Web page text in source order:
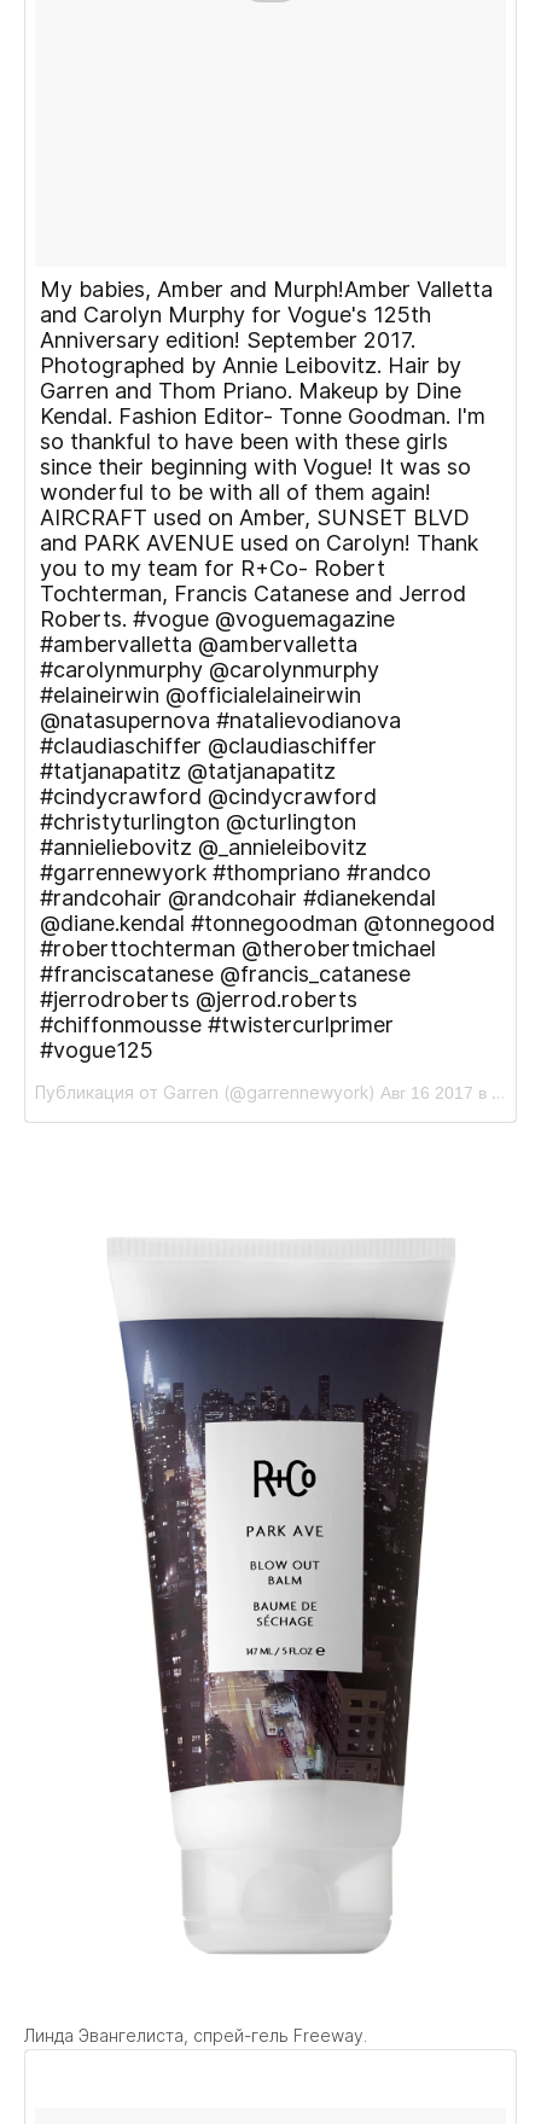
My babies, Amber and Murph!Amber Valletta
and Carolyn Murphy for Vogue's 125th
Anniversary edition! September 2017.
Photographed by Annie Leibovitz. Hair by
Garren and Thom Priano. Makeup by Dine
Kendal. Fashion Editor- Tonne Goodman. I'm
so thankful to have been with these girls
since their beginning with Vogue! It was so
wonderful to be with all of them again!
AIRCRAFT used on Amber, SUNSET BLVD
and PARK AVENUE used on Carolyn! Thank
you to my team for R+Co- Robert
Tochterman, Francis Catanese and Jerrod
Roberts. #vogue @voguemagazine
#ambervalletta @ambervalletta
#carolynmurphy @carolynmurphy
#elaineirwin @officialelaineirwin
@natasupernova #natalievodianova
#claudiaschiffer @claudiaschiffer
#tatjanapatitz @tatjanapatitz
#cindycrawford @cindycrawford
#christyturlington @cturlington
#annieliebovitz @_annieleibovitz
#garrennewyork #thompriano #randco
#randcohair @randcohair #dianekendal
@diane.kendal #tonnegoodman @tonnegood
#roberttochterman @therobertmichael
#franciscatanese @francis_catanese
#jerrodroberts @jerrod.roberts
#chiffonmousse #twistercurlprimer
#vogue125
Публикация от Garren (@garrennewyork) Авг 16 2017 в 2:40 PDT
Линда Эвангелиста, спрей-гель Freeway.